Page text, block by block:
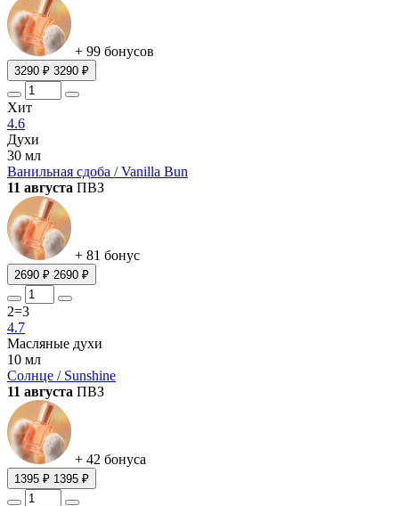
+ 99 бонусов
3290 ₽ 3290 ₽
Хит
4.6
Духи
30 мл
Ванильная сдоба / Vanilla Bun
11 августа ПВЗ
+ 81 бонус
2690 ₽ 2690 ₽
2=3
4.7
Масляные духи
10 мл
Солнце / Sunshine
11 августа ПВЗ
+ 42 бонуса
1395 ₽ 1395 ₽